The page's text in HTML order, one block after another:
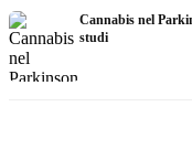
Cannabis nel
studi